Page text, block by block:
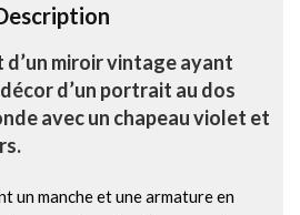
:
d’un miroir vintage ayant
d’un portrait au dos
avec un chapeau violet et
un manche et une armature en